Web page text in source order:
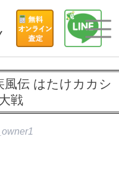
風伝 はたけカカシ
戦